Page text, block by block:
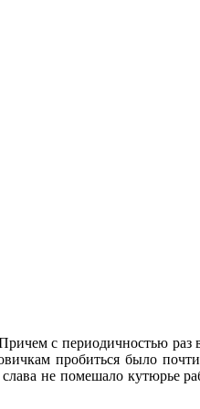
с периодичностью раз
пробиться было почти
не помешало кутюрье